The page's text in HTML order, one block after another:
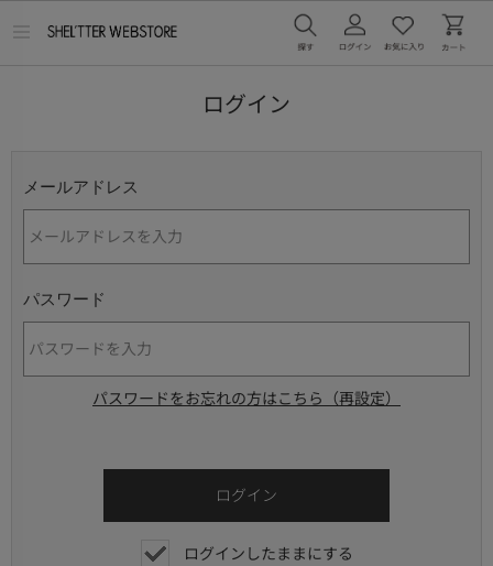
ログイン
メールアドレス
パスワード
パスワードをお忘れの方はこちら（再設定）
ログインしたままにする